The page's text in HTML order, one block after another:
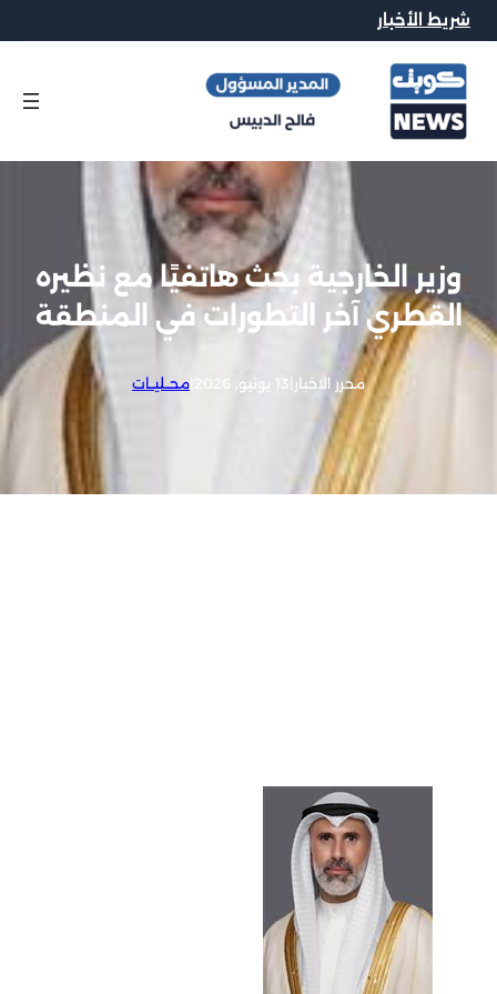
شريط الأخبار
وزير الخارجية بحث هاتفيًا مع نظيره
القطري آخر التطورات في المنطقة
محرر الاخبار 13 يونيو, 2026 محــليــات